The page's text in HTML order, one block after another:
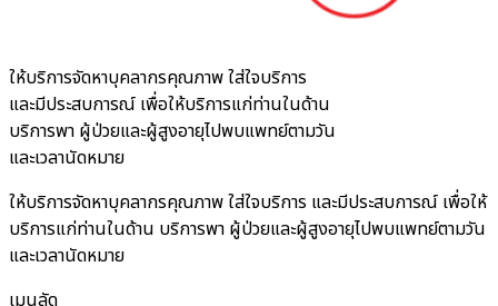
ให้บริการจัดหาบุคลากรคุณภาพ ใส่ใจบริการ
และมีประสบการณ์ เพื่อให้บริการแก่ท่านในด้าน
บริการพา ผู้ป่วยและผู้สูงอายุไปพบแพทย์ตามวัน
และเวลานัดหมาย
ให้บริการจัดหาบุคลากรคุณภาพ ใส่ใจบริการ และมีประสบการณ์ เพื่อให้
บริการแก่ท่านในด้าน บริการพา ผู้ป่วยและผู้สูงอายุไปพบแพทย์ตามวัน
และเวลานัดหมาย